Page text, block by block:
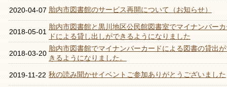
2020-04-07 胎内市図書館のサービス再開について（お知らせ）
2018-05-01
胎内市図書館と黒川地区公民館図書室でマイナンバー
ドによる貸し出しができるようになりました
2018-03-20
胎内市図書館でマイナンバーカードによる図書の貸出
きるようになりました。
2019-11-22 秋の読み聞かせイベントご参加ありがとうございました